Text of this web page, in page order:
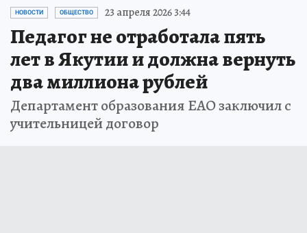
НОВОСТИ ОБЩЕСТВО 23 апреля 2026 3:44
Педагог не отработала пять
лет в Якутии и должна вернуть
два миллиона рублей
Департамент образования ЕАО заключил с
учительницей договор